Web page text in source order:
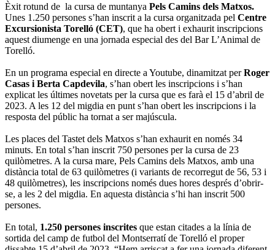
Èxit rotund de la cursa de muntanya Pels Camins dels Matxos.
Unes 1.250 persones s’han inscrit a la cursa organitzada pel Centre
Excursionista Torelló (CET), que ha obert i exhaurit inscripcions
aquest diumenge en una jornada especial des del Bar L’Animal de
Torelló.
En un programa especial en directe a Youtube, dinamitzat perRoger
Casas i Berta Capdevila, s’han obert les inscripcions i s’han
explicat les últimes novetats per la cursa que es farà el 15 d’abril de
2023. A les 12 del migdia en punt s’han obert les inscripcions i la
resposta del públic ha tornat a ser majúscula.
Les places del Tastet dels Matxos s’han exhaurit en només 34
minuts. En total s’han inscrit 750 persones per la cursa de 23
quilòmetres. A la cursa mare, Pels Camins dels Matxos, amb una
distància total de 63 quilòmetres (i variants de recorregut de 56, 53 i
48 quilòmetres), les inscripcions només dues hores després d’obrir-
se, a les 2 del migdia. En aquesta distància s’hi han inscrit 500
persones.
En total, 1.250 persones inscrites que estan citades a la línia de
sortida del camp de futbol del Montserratí de Torelló el proper